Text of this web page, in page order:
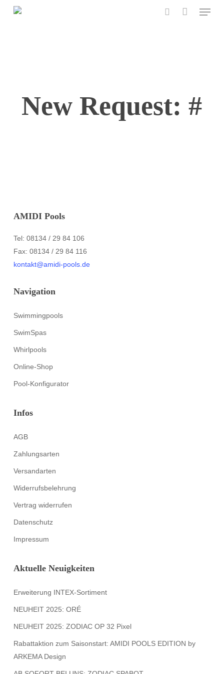
Menu
New Request: #
AMIDI Pools
Tel: 08134 / 29 84 106
Fax: 08134 / 29 84 116
kontakt@amidi-pools.de
Navigation
Swimmingpools
SwimSpas
Whirlpools
Online-Shop
Pool-Konfigurator
Infos
AGB
Zahlungsarten
Versandarten
Widerrufsbelehrung
Vertrag widerrufen
Datenschutz
Impressum
Aktuelle Neuigkeiten
Erweiterung INTEX-Sortiment
NEUHEIT 2025: ORÉ
NEUHEIT 2025: ZODIAC OP 32 Pixel
Rabattaktion zum Saisonstart: AMIDI POOLS EDITION by
ARKEMA Design